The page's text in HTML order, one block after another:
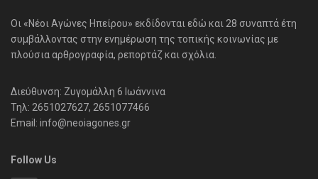
Οι «Νέοι Αγώνες Ηπείρου» εκδίδονται εδώ και 28 συναπτά έτη
συμβάλλοντας στην ενημέρωση της τοπικής κοινωνίας με
πλούσια αρθρογραφία, ρεπορτάζ και σχόλια.
Διεύθυνση: Ζυγομάλλη 6 Ιωάννινα
Τηλ: 2651027627, 2651077466
Email: info@neoiagones.gr
Follow Us